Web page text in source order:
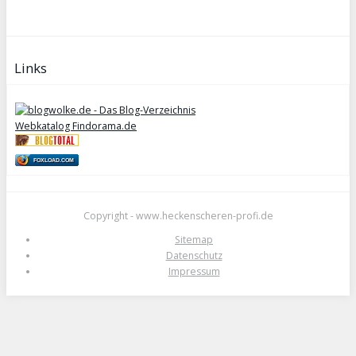
Links
Webkatalog Findorama.de
FOXLOAD.COM
Copyright - www.heckenscheren-profi.de
Sitemap
Datenschutz
Impressum